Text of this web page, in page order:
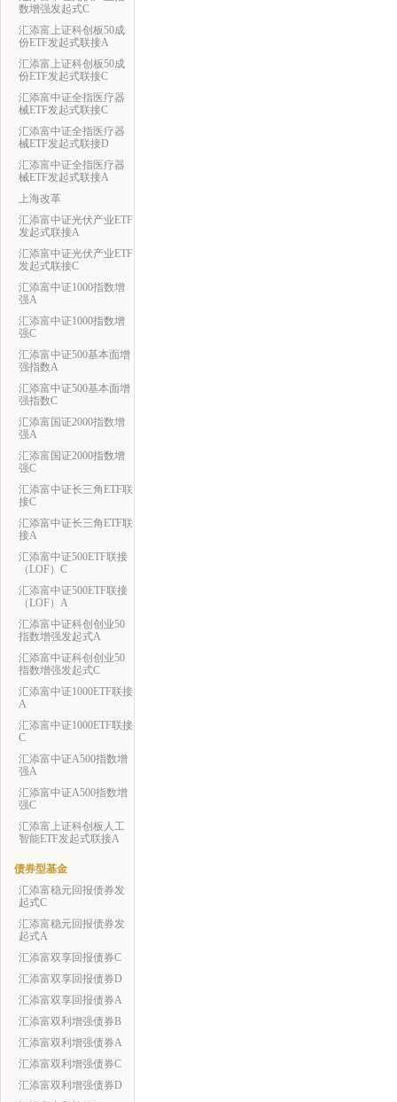
数增强发起式C
汇添富上证科创板50成
份ETF发起式联接A
汇添富上证科创板50成
份ETF发起式联接C
汇添富中证全指医疗器
械ETF发起式联接C
汇添富中证全指医疗器
械ETF发起式联接D
汇添富中证全指医疗器
械ETF发起式联接A
上海改革
汇添富中证光伏产业ETF
发起式联接A
汇添富中证光伏产业ETF
发起式联接C
汇添富中证1000指数增
强A
汇添富中证1000指数增
强C
汇添富中证500基本面增
强指数A
汇添富中证500基本面增
强指数C
汇添富国证2000指数增
强A
汇添富国证2000指数增
强C
汇添富中证长三角ETF联
接C
汇添富中证长三角ETF联
接A
汇添富中证500ETF联接
（LOF）C
汇添富中证500ETF联接
（LOF）A
汇添富中证科创创业50
指数增强发起式A
汇添富中证科创创业50
指数增强发起式C
汇添富中证1000ETF联接
A
汇添富中证1000ETF联接
C
汇添富中证A500指数增
强A
汇添富中证A500指数增
强C
汇添富上证科创板人工
智能ETF发起式联接A
债券型基金
汇添富稳元回报债券发
起式C
汇添富稳元回报债券发
起式A
汇添富双享回报债券C
汇添富双享回报债券D
汇添富双享回报债券A
汇添富双利增强债券B
汇添富双利增强债券A
汇添富双利增强债券C
汇添富双利增强债券D